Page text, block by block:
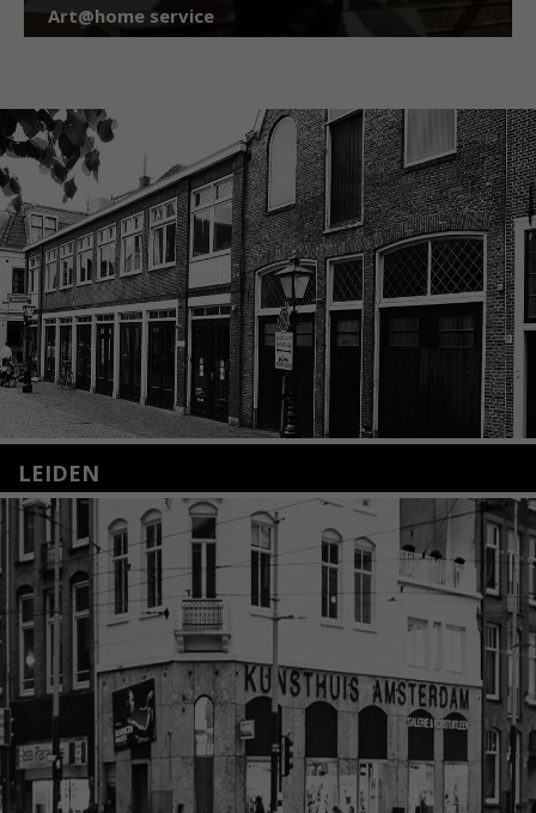
Art@home service
LEIDEN
Nieuwstraat 35
2312 KA Leiden
+31(0)71 – 52 84 480
info@kunsthuisleiden.nl
Lees meer